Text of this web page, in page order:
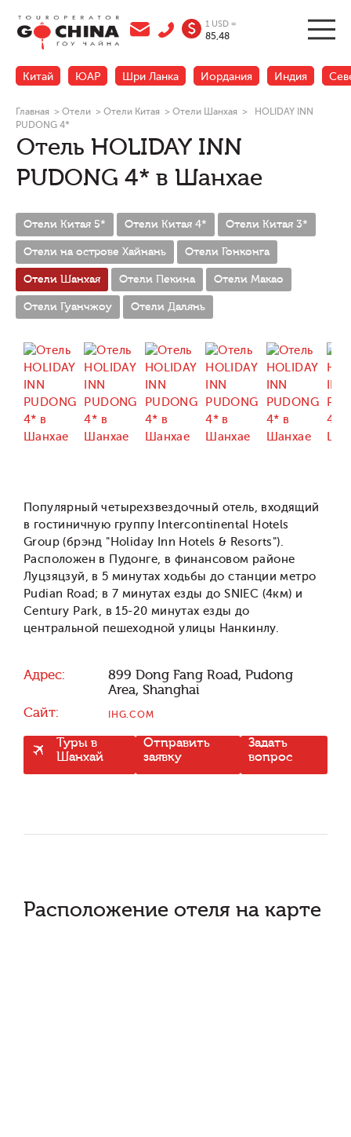
$ 1 USD =
85,48
Китай ЮАР Шри Ланка Иордания Индия
Главная > Отели > Отели Китая > Отели Шанхая >
HOLIDAY INN
PUDONG 4*
Отель HOLIDAY INN
PUDONG 4* в Шанхае
Отели Китая 5* Отели Китая 4* Отели Китая 3*
Отели на острове Хайнань Отели Гонконга
Отели Шанхая Отели Пекина Отели Макао
Отели Гуанчжоу Отели Далянь
Популярный четырехзвездочный отель, входящий
в гостиничную группу Intercontinental Hotels
Group (брэнд "Holiday Inn Hotels & Resorts").
Расположен в Пудонге, в финансовом районе
Луцзяцзуй, в 5 минутах ходьбы до станции метро
Pudian Road; в 7 минутах езды до SNIEC (4км) и
Century Park, в 15-20 минутах езды до
центральной пешеходной улицы Нанкинлу.
Адрес:
899 Dong Fang Road, Pudong
Area, Shanghai
Сайт:
IHG.COM
Туры в
Шанхай
Отправить
заявку
Задать
вопрос
Расположение отеля на карте